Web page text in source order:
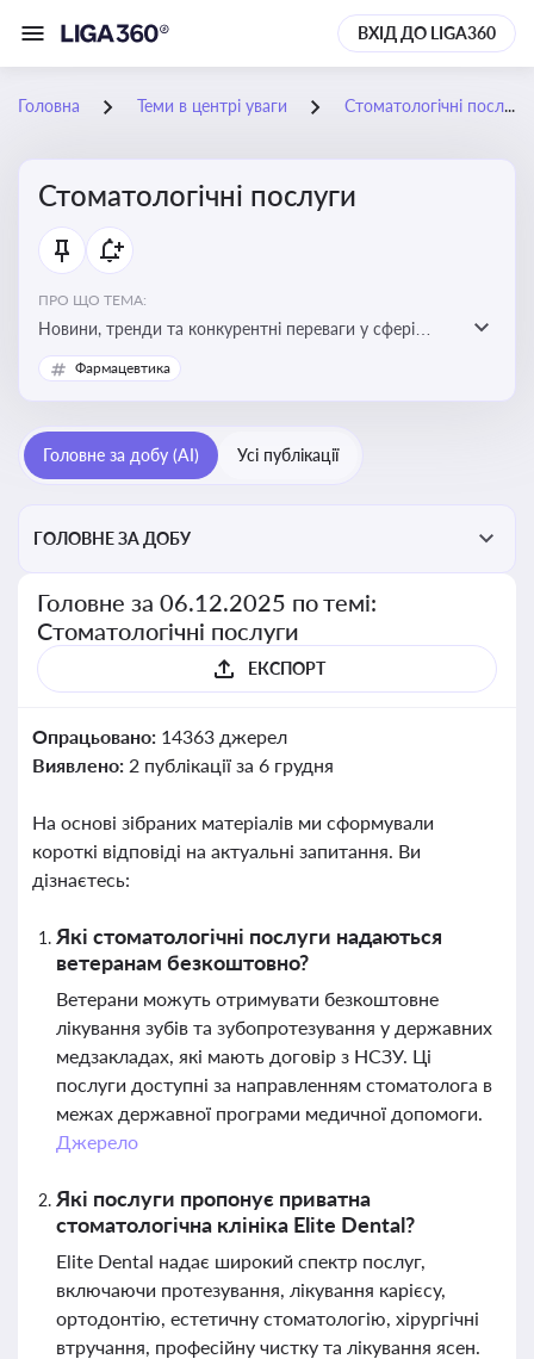
ВХІД ДО LIGA360
Головна Теми в центрі уваги Стоматологічні послуги
Стоматологічні послуги
ПРО ЩО ТЕМА:
Новини, тренди та конкурентні переваги у сфері
стоматологічних послуг. Використання новітніх
технологій та стратегій для покращення
Фармацевтика
Головне за добу (AI) Усі публікації
ГОЛОВНЕ ЗА ДОБУ
Головне за 06.12.2025 по темі:
Стоматологічні послуги
ЕКСПОРТ
Опрацьовано: 14363 джерел
Виявлено: 2 публікації за 6 грудня
На основі зібраних матеріалів ми сформували
короткі відповіді на актуальні запитання. Ви
дізнаєтесь:
Які стоматологічні послуги надаються
ветеранам безкоштовно?
Ветерани можуть отримувати безкоштовне
лікування зубів та зубопротезування у державних
медзакладах, які мають договір з НСЗУ. Ці
послуги доступні за направленням стоматолога в
межах державної програми медичної допомоги.
Джерело
Які послуги пропонує приватна
стоматологічна клініка Elite Dental?
Elite Dental надає широкий спектр послуг,
включаючи протезування, лікування карієсу,
ортодонтію, естетичну стоматологію, хірургічні
втручання, професійну чистку та лікування ясен.